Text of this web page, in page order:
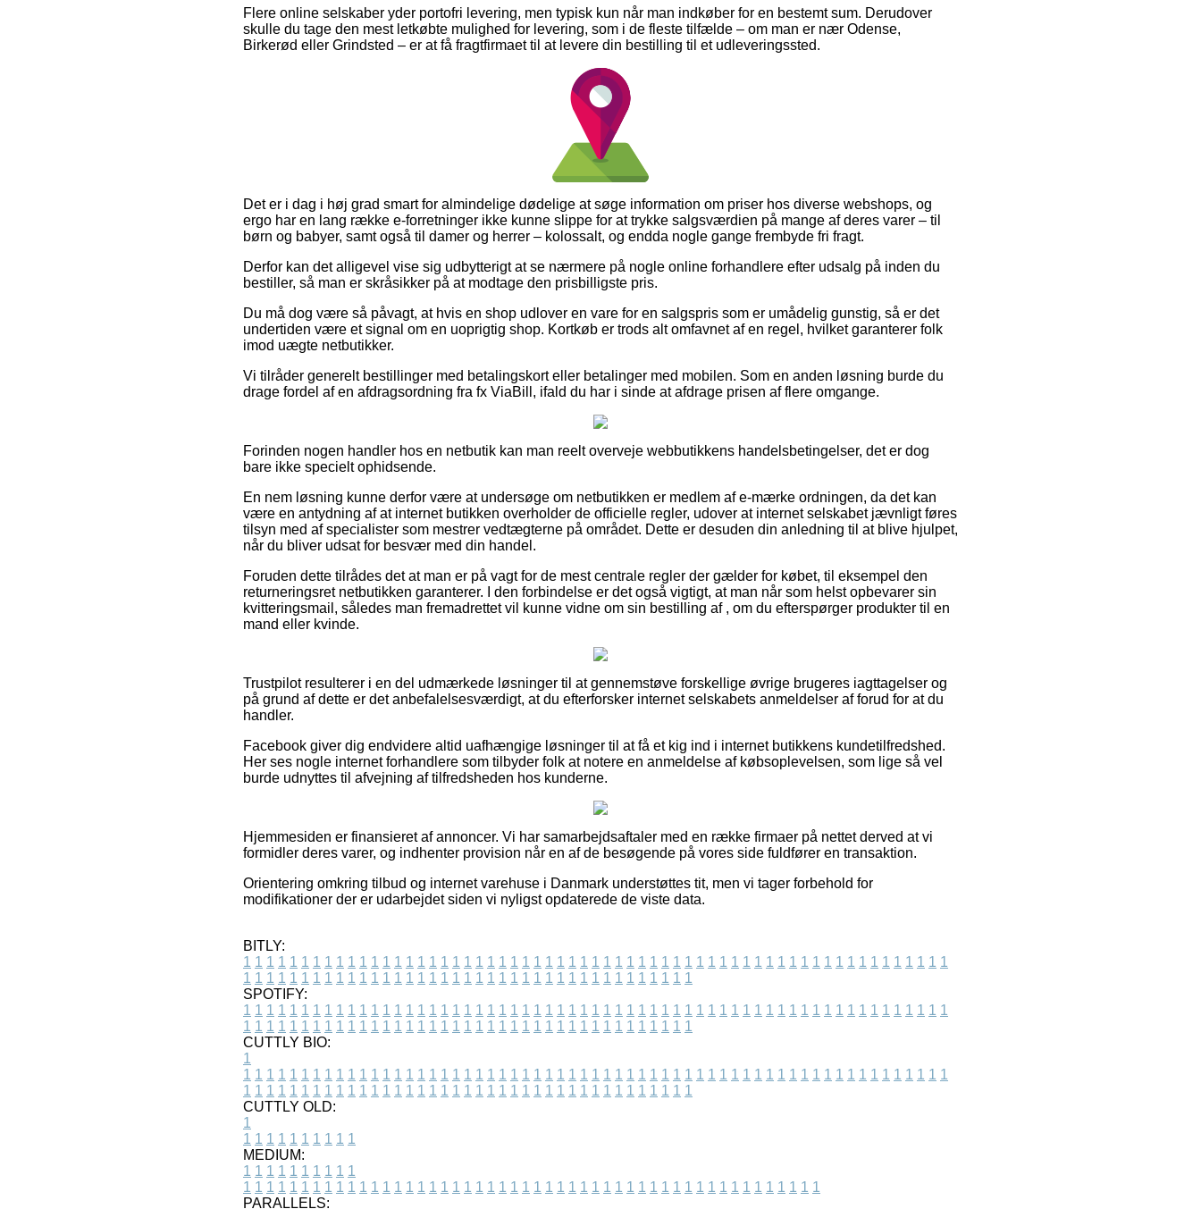
Flere online selskaber yder portofri levering, men typisk kun når man indkøber for en bestemt sum. Derudover
skulle du tage den mest letkøbte mulighed for levering, som i de fleste tilfælde – om man er nær Odense,
Birkerød eller Grindsted – er at få fragtfirmaet til at levere din bestilling til et udleveringssted.
Det er i dag i høj grad smart for almindelige dødelige at søge information om priser hos diverse webshops, og
ergo har en lang række e-forretninger ikke kunne slippe for at trykke salgsværdien på mange af deres varer – til
børn og babyer, samt også til damer og herrer – kolossalt, og endda nogle gange frembyde fri fragt.
Derfor kan det alligevel vise sig udbytterigt at se nærmere på nogle online forhandlere efter udsalg på inden du
bestiller, så man er skråsikker på at modtage den prisbilligste pris.
Du må dog være så påvagt, at hvis en shop udlover en vare for en salgspris som er umådelig gunstig, så er det
undertiden være et signal om en uoprigtig shop. Kortkøb er trods alt omfavnet af en regel, hvilket garanterer folk
imod uægte netbutikker.
Vi tilråder generelt bestillinger med betalingskort eller betalinger med mobilen. Som en anden løsning burde du
drage fordel af en afdragsordning fra fx ViaBill, ifald du har i sinde at afdrage prisen af flere omgange.
Forinden nogen handler hos en netbutik kan man reelt overveje webbutikkens handelsbetingelser, det er dog
bare ikke specielt ophidsende.
En nem løsning kunne derfor være at undersøge om netbutikken er medlem af e-mærke ordningen, da det kan
være en antydning af at internet butikken overholder de officielle regler, udover at internet selskabet jævnligt føres
tilsyn med af specialister som mestrer vedtægterne på området. Dette er desuden din anledning til at blive hjulpet,
når du bliver udsat for besvær med din handel.
Foruden dette tilrådes det at man er på vagt for de mest centrale regler der gælder for købet, til eksempel den
returneringsret netbutikken garanterer. I den forbindelse er det også vigtigt, at man når som helst opbevarer sin
kvitteringsmail, således man fremadrettet vil kunne vidne om sin bestilling af , om du efterspørger produkter til en
mand eller kvinde.
Trustpilot resulterer i en del udmærkede løsninger til at gennemstøve forskellige øvrige brugeres iagttagelser og
på grund af dette er det anbefalelsesværdigt, at du efterforsker internet selskabets anmeldelser af forud for at du
handler.
Facebook giver dig endvidere altid uafhængige løsninger til at få et kig ind i internet butikkens kundetilfredshed.
Her ses nogle internet forhandlere som tilbyder folk at notere en anmeldelse af købsoplevelsen, som lige så vel
burde udnyttes til afvejning af tilfredsheden hos kunderne.
Hjemmesiden er finansieret af annoncer. Vi har samarbejdsaftaler med en række firmaer på nettet derved at vi
formidler deres varer, og indhenter provision når en af de besøgende på vores side fuldfører en transaktion.
Orientering omkring tilbud og internet varehuse i Danmark understøttes tit, men vi tager forbehold for
modifikationer der er udarbejdet siden vi nyligst opdaterede de viste data.
BITLY:
1 1 1 1 1 1 1 1 1 1 1 1 1 1 1 1 1 1 1 1 1 1 1 1 1 1 1 1 1 1 1 1 1 1 1 1 1 1 1 1 1 1 1 1 1 1 1 1 1 1 1 1 1 1 1 1 1 1 1 1 1
1 1 1 1 1 1 1 1 1 1 1 1 1 1 1 1 1 1 1 1 1 1 1 1 1 1 1 1 1 1 1 1 1 1 1 1 1 1 1
SPOTIFY:
1 1 1 1 1 1 1 1 1 1 1 1 1 1 1 1 1 1 1 1 1 1 1 1 1 1 1 1 1 1 1 1 1 1 1 1 1 1 1 1 1 1 1 1 1 1 1 1 1 1 1 1 1 1 1 1 1 1 1 1 1
1 1 1 1 1 1 1 1 1 1 1 1 1 1 1 1 1 1 1 1 1 1 1 1 1 1 1 1 1 1 1 1 1 1 1 1 1 1 1
CUTTLY BIO:
1
1 1 1 1 1 1 1 1 1 1 1 1 1 1 1 1 1 1 1 1 1 1 1 1 1 1 1 1 1 1 1 1 1 1 1 1 1 1 1 1 1 1 1 1 1 1 1 1 1 1 1 1 1 1 1 1 1 1 1 1 1
1 1 1 1 1 1 1 1 1 1 1 1 1 1 1 1 1 1 1 1 1 1 1 1 1 1 1 1 1 1 1 1 1 1 1 1 1 1 1
CUTTLY OLD:
1
1 1 1 1 1 1 1 1 1 1
MEDIUM:
1 1 1 1 1 1 1 1 1 1
1 1 1 1 1 1 1 1 1 1 1 1 1 1 1 1 1 1 1 1 1 1 1 1 1 1 1 1 1 1 1 1 1 1 1 1 1 1 1 1 1 1 1 1 1 1 1 1 1 1
PARALLELS: